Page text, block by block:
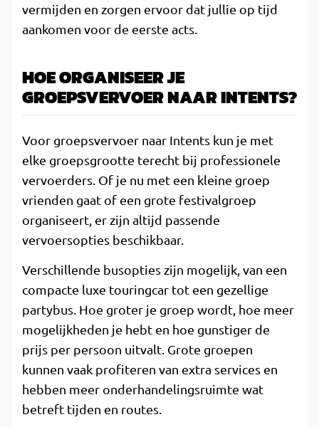
vermijden en zorgen ervoor dat jullie op tijd
aankomen voor de eerste acts.
HOE ORGANISEER JE
GROEPSVERVOER NAAR INTENTS?
Voor groepsvervoer naar Intents kun je met
elke groepsgrootte terecht bij professionele
vervoerders. Of je nu met een kleine groep
vrienden gaat of een grote festivalgroep
organiseert, er zijn altijd passende
vervoersopties beschikbaar.
Verschillende busopties zijn mogelijk, van een
compacte luxe touringcar tot een gezellige
partybus. Hoe groter je groep wordt, hoe meer
mogelijkheden je hebt en hoe gunstiger de
prijs per persoon uitvalt. Grote groepen
kunnen vaak profiteren van extra services en
hebben meer onderhandelingsruimte wat
betreft tijden en routes.